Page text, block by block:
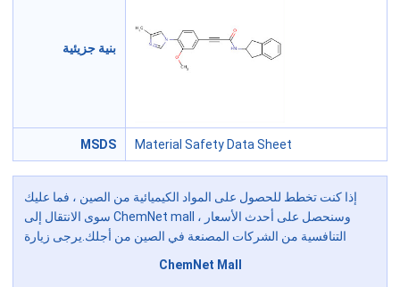
بنية جزيئية
MSDS Material Safety Data Sheet
إذا كنت تخطط للحصول على المواد الكيميائية من الصين ، فما عليك
سوى الانتقال إلى ChemNet mall ، وسنحصل على أحدث الأسعار
التنافسية من الشركات المصنعة في الصين من أجلك.يرجى زيارة
ChemNet Mall